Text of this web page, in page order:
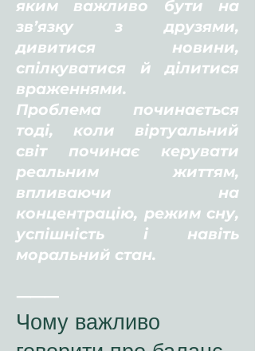
яким важливо бути на
зв’язку з друзями,
дивитися новини,
спілкуватися й ділитися
враженнями.
Проблема починається
тоді, коли віртуальний
світ починає керувати
реальним життям,
впливаючи на
концентрацію, режим сну,
успішність і навіть
моральний стан.
⸻
Чому важливо